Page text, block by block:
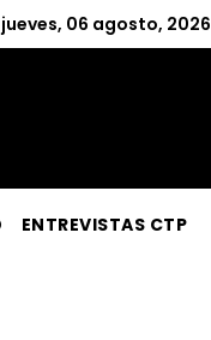
jueves, 06 agosto, 2026
ENTREVISTAS CTP